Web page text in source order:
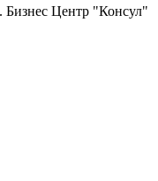
Бизнес Центр "Консул"